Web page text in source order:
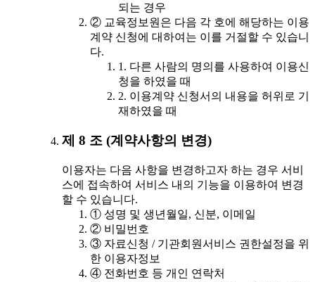
되는 경우
② 교육정보원은 다음 각 호에 해당하는 이용
계약 신청에 대하여는 이를 거절할 수 있습니
다.
1. 다른 사람의 명의를 사용하여 이용신
청을 하였을 때
2. 이용계약 신청서의 내용을 허위로 기
재하였을 때
제 8 조 (계약사항의 변경)
이용자는 다음 사항을 변경하고자 하는 경우 서비
스에 접속하여 서비스 내의 기능을 이용하여 변경
할 수 있습니다.
① 성명 및 생년월일, 신분, 이메일
② 비밀번호
③ 자료신청 / 기관회원서비스 권한설정을 위
한 이용자정보
④ 전화번호 등 개인 연락처